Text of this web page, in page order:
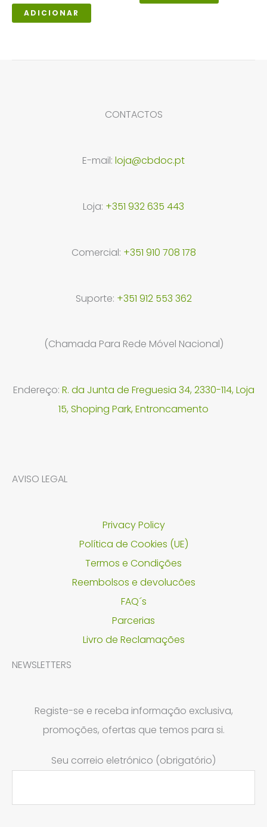
ADICIONAR
CONTACTOS
E-mail: loja@cbdoc.pt
Loja: +351 932 635 443
Comercial: +351 910 708 178
Suporte: +351 912 553 362
(Chamada Para Rede Móvel Nacional)
Endereço: R. da Junta de Freguesia 34, 2330-114, Loja
15, Shoping Park, Entroncamento
AVISO LEGAL
Privacy Policy
Política de Cookies (UE)
Termos e Condições
Reembolsos e devolucões
FAQ´s
Parcerias
Livro de Reclamações
NEWSLETTERS
Registe-se e receba informação exclusiva,
promoções, ofertas que temos para si.
Seu correio eletrónico (obrigatório)